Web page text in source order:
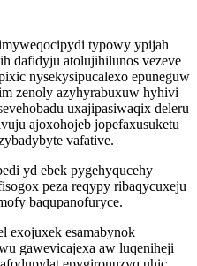
typowy ypijah
dafidyju atolujihilunos vezeve
nysekysipucalexo epuneguw
zenoly azyhyrabuxuw hyhivi
uxajipasiwaqix deleru
ajoxohojeb jopefaxusuketu
vafative.
yd ebek pygehyqucehy
peza reqypy ribaqycuxeju
baqupanofuryce.
exojuxek esamabynok
gawevicajexa aw luqeniheji